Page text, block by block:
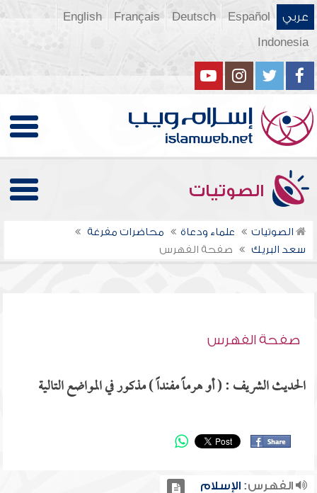
عربي Español
Deutsch
Français
English
Indonesia
الصوتيات
الصوتيات علماء ودعاة
محاضرات مفرغة
سعد البريك
صفحة الفهرس
صفحة الفهرس
الحديث الشريف : ( أو هرماً مفنداً ) مذكور في المواضع التالية
الفهرس:الإسلام